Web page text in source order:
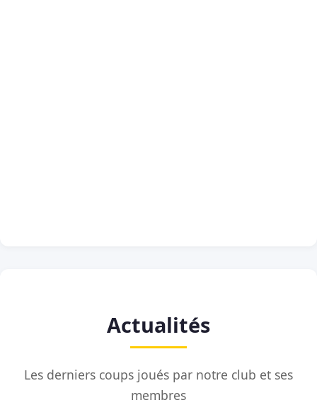
Actualités
Les derniers coups joués par notre club et ses
membres